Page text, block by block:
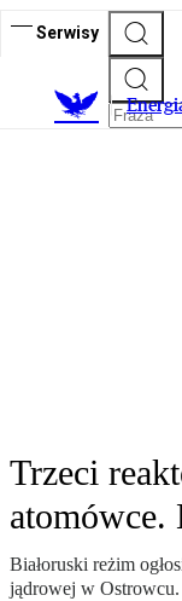
Serwisy
E
Trzeci
atomówce.
Białoruski reżim
jądrowej w